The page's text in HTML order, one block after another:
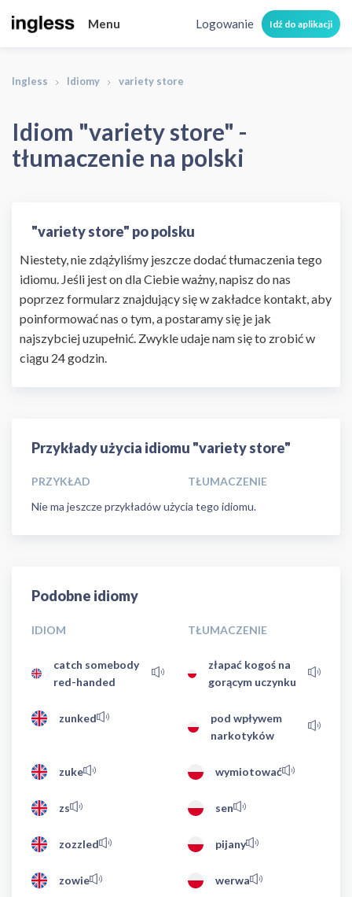
Menu Logowanie Idź do aplikacji
Ingless Idiomy variety store
Idiom "variety store" -
tłumaczenie na polski
"variety store" po polsku
Niestety, nie zdążyliśmy jeszcze dodać tłumaczenia tego
idiomu. Jeśli jest on dla Ciebie ważny, napisz do nas
poprzez formularz znajdujący się w zakładce kontakt, aby
poinformować nas o tym, a postaramy się je jak
najszybciej uzupełnić. Zwykle udaje nam się to zrobić w
ciągu 24 godzin.
Przykłady użycia idiomu "variety store"
PRZYKŁAD
TŁUMACZENIE
Nie ma jeszcze przykładów użycia tego idiomu.
Podobne idiomy
IDIOM TŁUMACZENIE
catch somebody
red-handed
złapać kogoś na
gorącym uczynku
zunked
pod wpływem
narkotyków
zuke wymiotować
zs sen
zozzled pijany
zowie werwa